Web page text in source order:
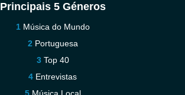
Principais 5 Géneros
Música do Mundo
Portuguesa
Top 40
Entrevistas